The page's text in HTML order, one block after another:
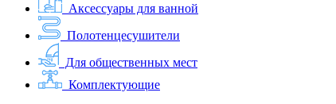
Аксессуары для ванной
Полотенцесушители
Для общественных мест
Комплектующие